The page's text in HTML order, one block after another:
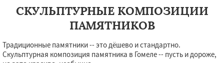
СКУЛЬПТУРНЫЕ КОМПОЗИЦИИ
ПАМЯТНИКОВ
Традиционные памятники -- это дёшево и стандартно.
Скульптурная композиция памятника в Гомеле -- пусть и дороже,